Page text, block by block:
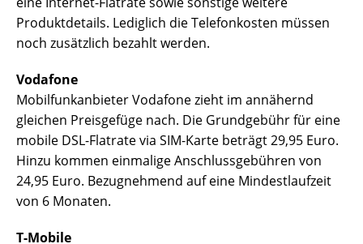
Produktdetails. Lediglich die Telefonkosten müssen
noch zusätzlich bezahlt werden.
Vodafone
Mobilfunkanbieter Vodafone zieht im annähernd
gleichen Preisgefüge nach. Die Grundgebühr für eine
mobile DSL-Flatrate via SIM-Karte beträgt 29,95 Euro.
Hinzu kommen einmalige Anschlussgebühren von
24,95 Euro. Bezugnehmend auf eine Mindestlaufzeit
von 6 Monaten.
T-Mobile